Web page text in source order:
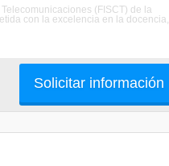
(FISCT) de la
con la excelencia en la docencia,
Solicitar información